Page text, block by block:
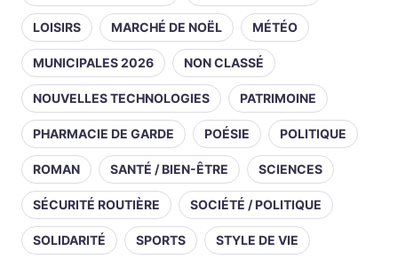
LOISIRS MARCHÉ DE NOËL MÉTÉO
MUNICIPALES 2026 NON CLASSÉ
NOUVELLES TECHNOLOGIES PATRIMOINE
PHARMACIE DE GARDE POÉSIE POLITIQUE
ROMAN SANTÉ / BIEN-ÊTRE SCIENCES
SÉCURITÉ ROUTIÈRE SOCIÉTÉ / POLITIQUE
SOLIDARITÉ SPORTS STYLE DE VIE